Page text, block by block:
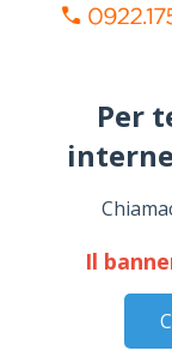
Per
Il
Cattolica
pistola
https://ift.tt/ulBHEJK
VISITE DI